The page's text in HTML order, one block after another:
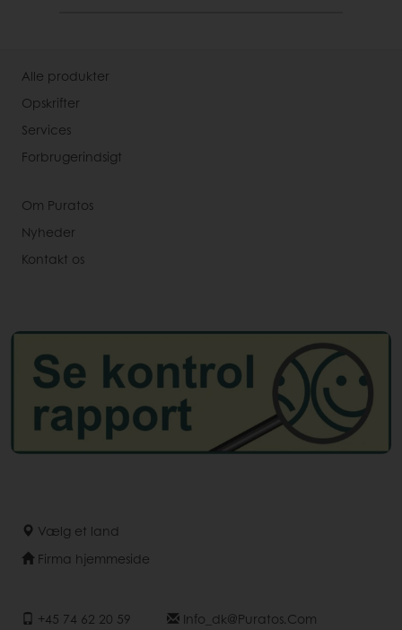
Alle produkter
Opskrifter
Services
Forbrugerindsigt
Om Puratos
Nyheder
Kontakt os
Vælg et land
Firma hjemmeside
+45 74 62 20 59 Info_dk@puratos.com